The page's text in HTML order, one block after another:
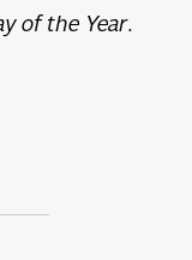
of the Year.